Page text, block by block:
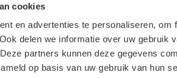
cookies
en advertenties te personaliseren,
delen we informatie over uw gebruik
partners kunnen deze gegevens
op basis van uw gebruik van hun
en openbaar